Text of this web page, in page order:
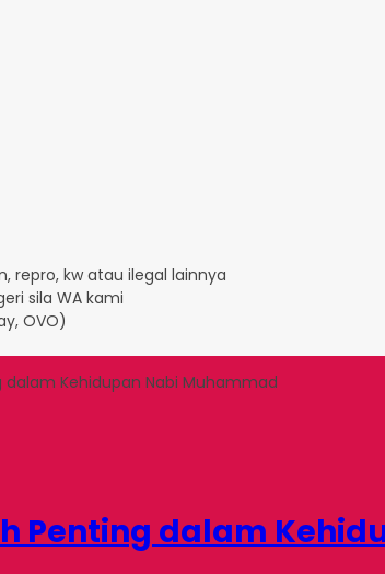
repro, kw atau ilegal lainnya
sila WA kami
OVO)
dalam Kehidupan Nabi Muhammad
Penting dalam